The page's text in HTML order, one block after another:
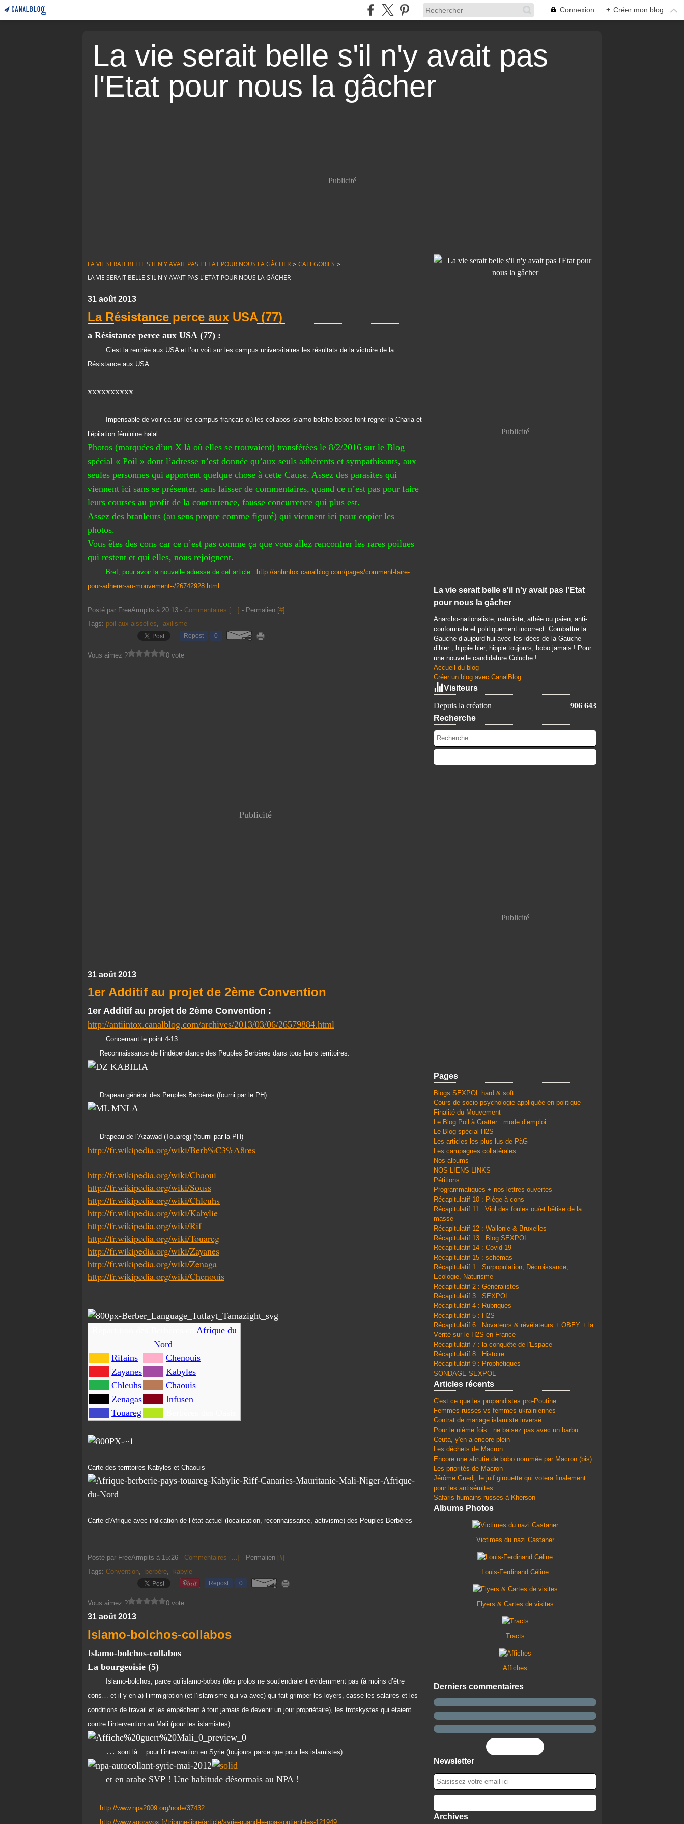
Connexion + Créer mon blog
La vie serait belle s'il n'y avait pas
l'Etat pour nous la gâcher
Publicité
LA VIE SERAIT BELLE S'IL N'Y AVAIT PAS L'ETAT POUR NOUS LA GÂCHER > CATEGORIES >
LA VIE SERAIT BELLE S'IL N'Y AVAIT PAS L'ETAT POUR NOUS LA GÂCHER
31 août 2013
La Résistance perce aux USA (77)
a Résistance perce aux USA (77) :
C’est la rentrée aux USA et l’on voit sur les campus universitaires les résultats de la victoire de la
Résistance aux USA.
xxxxxxxxxx
Impensable de voir ça sur les campus français où les collabos islamo-bolcho-bobos font régner la Charia et
l’épilation féminine halal.
Photos (marquées d’un X là où elles se trouvaient) transférées le 8/2/2016 sur le Blog
spécial « Poil » dont l’adresse n’est donnée qu’aux seuls adhérents et sympathisants, aux
seules personnes qui apportent quelque chose à cette Cause. Assez des parasites qui
viennent ici sans se présenter, sans laisser de commentaires, quand ce n’est pas pour faire
leurs courses au profit de la concurrence, fausse concurrence qui plus est.
Assez des branleurs (au sens propre comme figuré) qui viennent ici pour copier les
photos.
Vous êtes des cons car ce n’est pas comme ça que vous allez rencontrer les rares poilues
qui restent et qui elles, nous rejoignent.
Bref, pour avoir la nouvelle adresse de cet article : http://antiintox.canalblog.com/pages/comment-faire-
pour-adherer-au-mouvement--/26742928.html
Posté par FreeArmpits à 20:13 - Commentaires […] - Permalien [#]
Tags: poil aux aisselles, axilisme
Repost 0
Vous aimez ? 0 vote
Publicité
31 août 2013
1er Additif au projet de 2ème Convention
1er Additif au projet de 2ème Convention :
http://antiintox.canalblog.com/archives/2013/03/06/26579884.html
Concernant le point 4-13 :
Reconnaissance de l’indépendance des Peuples Berbères dans tous leurs territoires.
Drapeau général des Peuples Berbères (fourni par le PH)
Drapeau de l’Azawad (Touareg) (fourni par la PH)
http://fr.wikipedia.org/wiki/Berb%C3%A8res
http://fr.wikipedia.org/wiki/Chaoui
http://fr.wikipedia.org/wiki/Souss
http://fr.wikipedia.org/wiki/Chleuhs
http://fr.wikipedia.org/wiki/Kabylie
http://fr.wikipedia.org/wiki/Rif
http://fr.wikipedia.org/wiki/Touareg
http://fr.wikipedia.org/wiki/Zayanes
http://fr.wikipedia.org/wiki/Zenaga
http://fr.wikipedia.org/wiki/Chenouis
Afrique du
Nord.
Rifains
Chenouis
Zayanes
Kabyles
Chleuhs
Chaouis
Zenagas
Infusen
Touareg
Carte des territoires Kabyles et Chaouis
Carte d’Afrique avec indication de l’état actuel (localisation, reconnaissance, activisme) des Peuples Berbères
Posté par FreeArmpits à 15:26 - Commentaires […] - Permalien [#]
Tags: Convention, berbère, kabyle
Repost 0
Vous aimez ? 0 vote
31 août 2013
Islamo-bolchos-collabos
Islamo-bolchos-collabos
La bourgeoisie (5)
Islamo-bolchos, parce qu’islamo-bobos (des prolos ne soutiendraient évidemment pas (à moins d’être
cons… et il y en a) l’immigration (et l’islamisme qui va avec) qui fait grimper les loyers, casse les salaires et les
conditions de travail et les empêchent à tout jamais de devenir un jour propriétaire), les trotskystes qui étaient
contre l’intervention au Mali (pour les islamistes)…
… sont là… pour l’intervention en Syrie (toujours parce que pour les islamistes)
et en arabe SVP ! Une habitude désormais au NPA !
http://www.npa2009.org/node/37432
http://www.agoravox.fr/tribune-libre/article/syrie-quand-le-npa-soutient-les-121949
Publicité
La vie serait belle s'il n'y avait pas l'Etat
pour nous la gâcher
Anarcho-nationaliste, naturiste, athée ou paien, anti-
conformiste et politiquement incorrect. Combattre la
Gauche d’aujourd’hui avec les idées de la Gauche
d’hier ; hippie hier, hippie toujours, bobo jamais ! Pour
une nouvelle candidature Coluche !
Accueil du blog
Créer un blog avec CanalBlog
Visiteurs
Depuis la création
906 643
Recherche
Publicité
Pages
Blogs SEXPOL hard & soft
Cours de socio-psychologie appliquée en politique
Finalité du Mouvement
Le Blog Poil à Gratter : mode d’emploi
Le Blog spécial H2S
Les articles les plus lus de PàG
Les campagnes collatérales
Nos albums
NOS LIENS-LINKS
Pétitions
Programmatiques + nos lettres ouvertes
Récapitulatif 10 : Piège à cons
Récapitulatif 11 : Viol des foules ou/et bêtise de la
masse
Récapitulatif 12 : Wallonie & Bruxelles
Récapitulatif 13 : Blog SEXPOL
Récapitulatif 14 : Covid-19
Récapitulatif 15 : schémas
Récapitulatif 1 : Surpopulation, Décroissance,
Ecologie, Naturisme
Récapitulatif 2 : Généralistes
Récapitulatif 3 : SEXPOL
Récapitulatif 4 : Rubriques
Récapitulatif 5 : H2S
Récapitulatif 6 : Novateurs & révélateurs + OBEY + la
Vérité sur le H2S en France
Récapitulatif 7 : la conquête de l'Espace
Récapitulatif 8 : Histoire
Récapitulatif 9 : Prophétiques
SONDAGE SEXPOL
Articles récents
C'est ce que les propandistes pro-Poutine
Femmes russes vs femmes ukrainiennes
Contrat de mariage islamiste inversé
Pour le nième fois : ne baisez pas avec un barbu
Ceuta, y'en a encore plein
Les déchets de Macron
Encore une abrutie de bobo nommée par Macron (bis)
Les priorités de Macron
Jérôme Guedj, le juif girouette qui votera finalement
pour les antisémites
Safaris humains russes à Kherson
Albums Photos
Victimes du nazi Castaner
Louis-Ferdinand Céline
Flyers & Cartes de visites
Tracts
Affiches
Derniers commentaires
Newsletter
Archives